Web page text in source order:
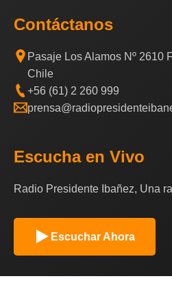
Contáctanos
Pasaje Los Alamos Nº 2610
Chile
+56 (61) 2 260 999
Escucha en Vivo
Radio Presidente Ibañez, Una
Escuchar Ahora